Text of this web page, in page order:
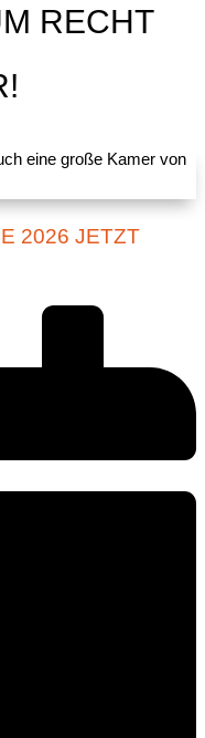
RECHT
2026 JETZT